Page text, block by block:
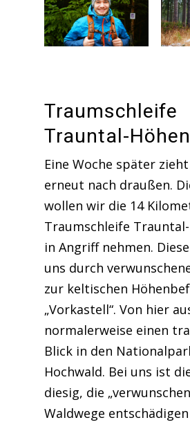
Traumschleife
Trauntal-
Eine Woche später
erneut nach draußen.
wollen wir die 14
Traumschleife
in Angriff nehmen.
uns durch
zur keltischen
„Vorkastell“. Von hier
normalerweise einen
Blick in den
Hochwald. Bei uns ist
diesig, die
Waldwege